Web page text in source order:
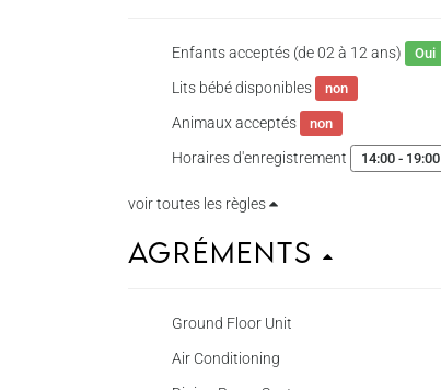
Enfants acceptés (de 02 à 12 ans) Oui
Lits bébé disponibles non
Animaux acceptés non
Horaires d'enregistrement 14:00 - 19:00
voir toutes les règles
Agréments
Ground Floor Unit
Air Conditioning